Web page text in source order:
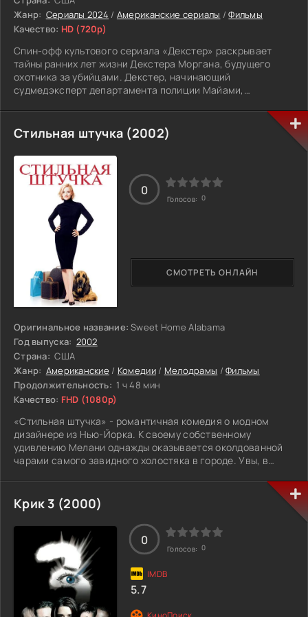
Жанр: Сериалы 2024 / Американские сериалы /Фильмы
Качество: HD (720p)
Спин-офф культового сериала «Декстер» раскрывает
тайны ранних лет жизни Декстера Моргана, будущего
охотника за убийцами. Декстер, начинающий
судмедэксперт департамента полиции Майами,
следуя строгому Кодексу, разработанному его приёмным
отцом Гарри Морганом. Кодекс диктует два незыблемых
правила: никогда не убивать невиновных и тщательно
заметать следы, чтобы избежать поимки.
Но с каждым новым преступлением и преследованием
Декстер сталкивается с дилеммами, которые испытывают
на прочность его моральные принципы. И однажды в его
жизни появляется фигура, способная поколебать даже те
правила, которые он считал непреложными...
Стильная штучка (2002)
Оригинальное название: Sweet Home Alabama
Год выпуска: 2002
Страна: США
Жанр: Американские / Комедии/ Мелодрамы /Фильмы
Продолжительность: 1 ч 48 мин
Качество: FHD (1080p)
«Стильная штучка» - романтичная комедия о модном
дизайнере из Нью-Йорка. К своему собственному
удивлению Мелани однажды оказывается околдованной
чарами самого завидного холостяка в городе. Увы, в
отношения с Джейком – мужчиной, замуж за которого она
вышла еще в средней школе, который до сих пор не дает
ей развода. Героиня решает тайком вернуться в Алабаму
и оборвать все ниточки раз и навсегда. Но тут она
понимает, что можно сбежать с юга, но юг из тебя не
сбежит ни за что в жизни…
СМОТРЕТЬ ОНЛАЙН
0
Голосов: 0
Крик 3 (2000)
0
Голосов: 0
5.7